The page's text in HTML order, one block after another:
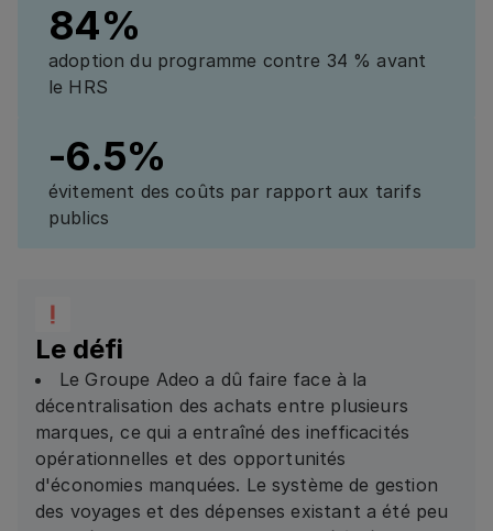
84%
adoption du programme contre 34 % avant
le HRS
-6.5%
évitement des coûts par rapport aux tarifs
publics
Le défi
Le Groupe Adeo a dû faire face à la
décentralisation des achats entre plusieurs
marques, ce qui a entraîné des inefficacités
opérationnelles et des opportunités
d'économies manquées. Le système de gestion
des voyages et des dépenses existant a été peu